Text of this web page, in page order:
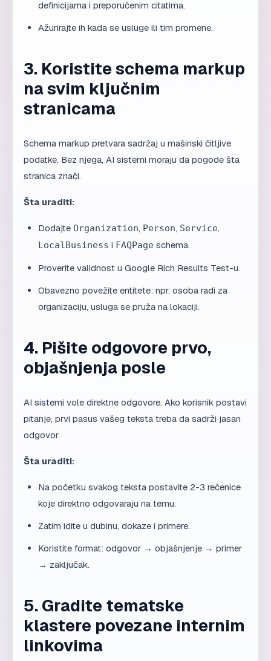
definicijama i preporučenim citatima.
Ažurirajte ih kada se usluge ili tim promene.
3. Koristite schema markup
na svim ključnim
stranicama
Schema markup pretvara sadržaj u mašinski čitljive
podatke. Bez njega, AI sistemi moraju da pogode šta
stranica znači.
Šta uraditi:
Dodajte Organization, Person, Service,
LocalBusiness i FAQPage schema.
Proverite validnost u Google Rich Results Test-u.
Obavezno povežite entitete: npr. osoba radi za
organizaciju, usluga se pruža na lokaciji.
4. Pišite odgovore prvo,
objašnjenja posle
AI sistemi vole direktne odgovore. Ako korisnik postavi
pitanje, prvi pasus vašeg teksta treba da sadrži jasan
odgovor.
Šta uraditi:
Na početku svakog teksta postavite 2-3 rečenice
koje direktno odgovaraju na temu.
Zatim idite u dubinu, dokaze i primere.
Koristite format: odgovor → objašnjenje → primer
→ zaključak.
5. Gradite tematske
klastere povezane internim
linkovima